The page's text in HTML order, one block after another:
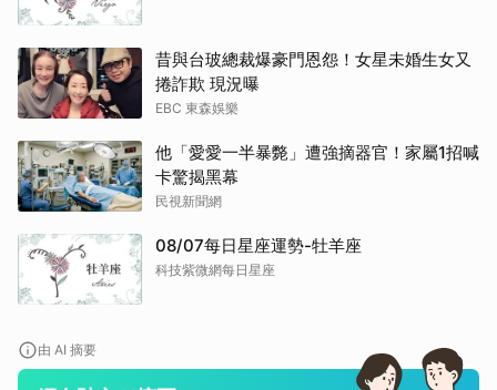
昔與台玻總裁爆豪門恩怨！女星未婚生女又
捲詐欺 現況曝
EBC 東森娛樂
他「愛愛一半暴斃」遭強摘器官！家屬1招喊
卡驚揭黑幕
民視新聞網
08/07每日星座運勢-牡羊座
科技紫微網每日星座
由 AI 摘要